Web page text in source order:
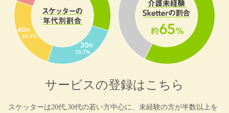
サービスの登録はこちら
スケッターは20代,30代の若い方中心に、未経験の方が半数以上を